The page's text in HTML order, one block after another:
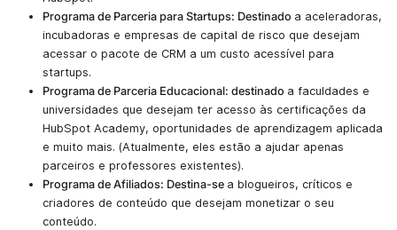
Programa de Parceria para Startups: Destinado a aceleradoras,
incubadoras e empresas de capital de risco que desejam
acessar o pacote de CRM a um custo acessível para
startups.
Programa de Parceria Educacional: destinado a faculdades e
universidades que desejam ter acesso às certificações da
HubSpot Academy, oportunidades de aprendizagem aplicada
e muito mais. (Atualmente, eles estão a ajudar apenas
parceiros e professores existentes).
Programa de Afiliados: Destina-se a blogueiros, críticos e
criadores de conteúdo que desejam monetizar o seu
conteúdo.